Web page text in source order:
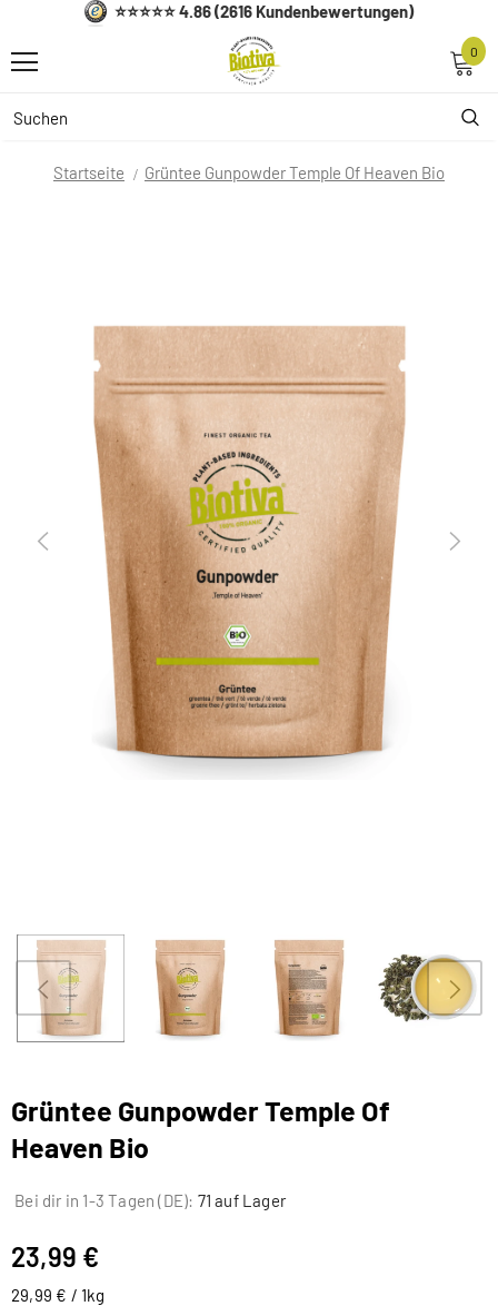
⭐⭐⭐⭐⭐ 4.86 (2616 Kundenbewertungen)
0
Startseite Grüntee Gunpowder Temple Of Heaven Bio
Grüntee Gunpowder Temple Of
Heaven Bio
Bei dir in 1-3 Tagen (DE): 71 auf Lager
23,99 €
29,99 € / 1kg